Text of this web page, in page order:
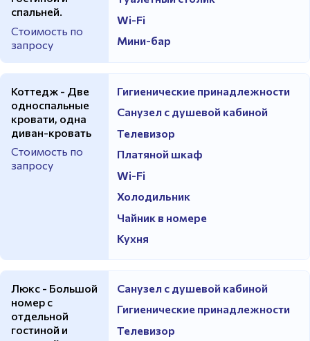
спальней.
Стоимость по
запросу
Wi-Fi
Мини-бар
Коттедж - Две
односпальные
кровати, одна
диван-кровать
Стоимость по
запросу
Гигиенические принадлежности
Санузел с душевой кабиной
Телевизор
Платяной шкаф
Wi-Fi
Холодильник
Чайник в номере
Кухня
Люкс - Большой
номер с
отдельной
гостиной и
Санузел с душевой кабиной
Гигиенические принадлежности
Телевизор